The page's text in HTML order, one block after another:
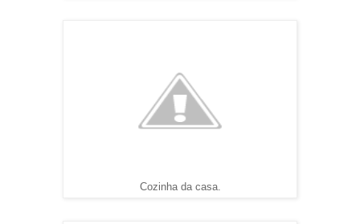
Cozinha da casa.